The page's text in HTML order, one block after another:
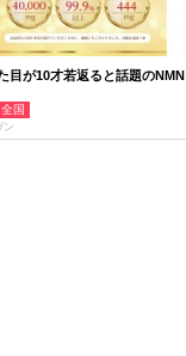
目が10才若返ると話題のNMN
全国
ン